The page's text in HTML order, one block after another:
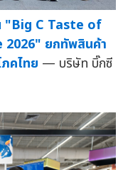
"Big C Taste of
ยกทัพสินค้า
คไทย — บริษัท บิ๊กซี